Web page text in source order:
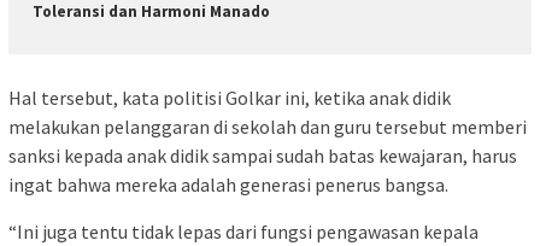
Toleransi dan Harmoni Manado
Hal tersebut, kata politisi Golkar ini, ketika anak didik
melakukan pelanggaran di sekolah dan guru tersebut memberi
sanksi kepada anak didik sampai sudah batas kewajaran, harus
ingat bahwa mereka adalah generasi penerus bangsa.
“Ini juga tentu tidak lepas dari fungsi pengawasan kepala